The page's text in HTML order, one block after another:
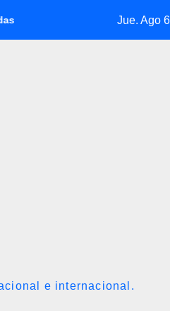
Petróleo de Texas
Jue. Ago
e internacional.